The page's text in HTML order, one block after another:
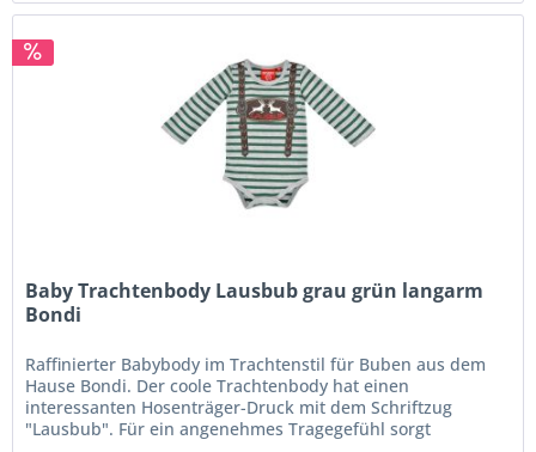
Baby Trachtenbody Lausbub grau grün langarm
Bondi
Raffinierter Babybody im Trachtenstil für Buben aus dem
Hause Bondi. Der coole Trachtenbody hat einen
interessanten Hosenträger-Druck mit dem Schriftzug
"Lausbub". Für ein angenehmes Tragegefühl sorgt